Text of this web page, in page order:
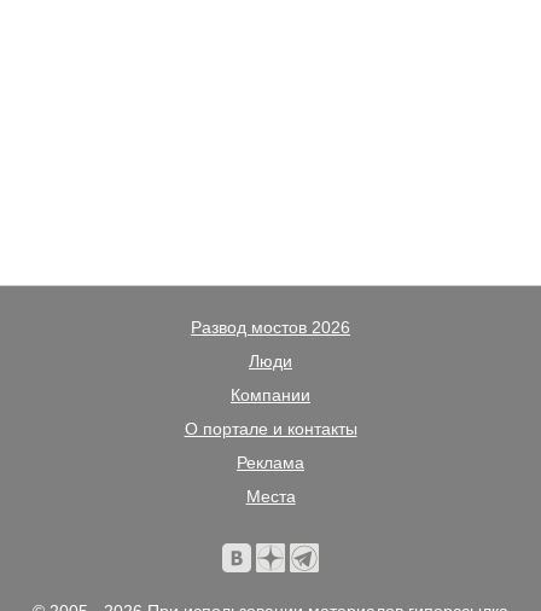
Развод мостов 2026
Люди
Компании
О портале и контакты
Реклама
Места